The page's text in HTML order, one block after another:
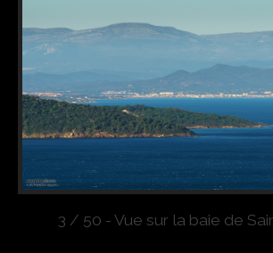
3 / 50 - Vue sur la baie de